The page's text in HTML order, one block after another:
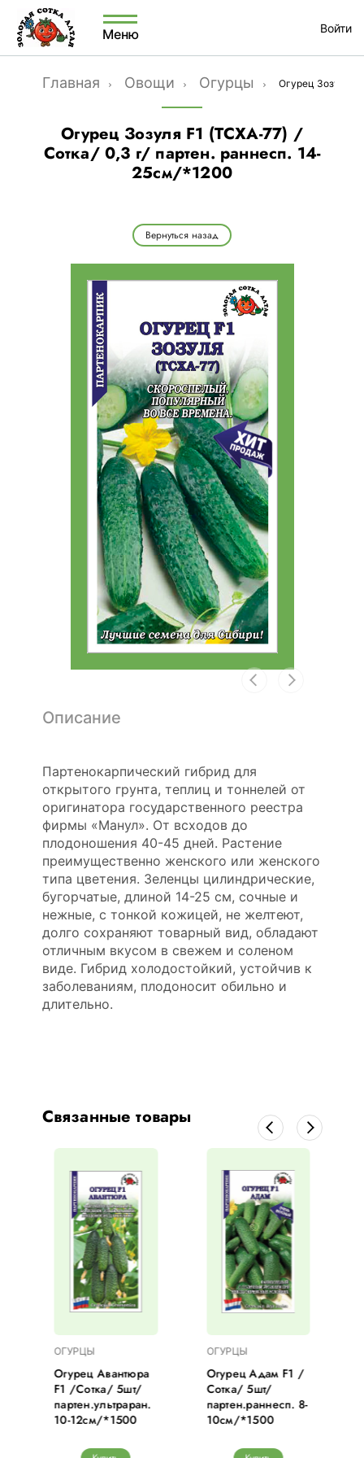
Меню Войти
Главная Овощи Огурцы Огурец Зозуля
Огурец Зозуля F1 (ТСХА-77) /
Сотка/ 0,3 г/ партен. раннесп. 14-
25см/*1200
Вернуться назад
Описание
Партенокарпический гибрид для
открытого грунта, теплиц и тоннелей от
оригинатора государственного реестра
фирмы «Манул». От всходов до
плодоношения 40-45 дней. Растение
преимущественно женского или женского
типа цветения. Зеленцы цилиндрические,
бугорчатые, длиной 14-25 см, сочные и
нежные, с тонкой кожицей, не желтеют,
долго сохраняют товарный вид, обладают
отличным вкусом в свежем и соленом
виде. Гибрид холодостойкий, устойчив к
заболеваниям, плодоносит обильно и
длительно.
Связанные товары
ОГУРЦЫ
Огурец Авантюра
F1 /Сотка/ 5шт/
партен.ультраран.
10-12см/*1500
ОГУРЦЫ
Огурец Адам F1 /
Сотка/ 5шт/
партен.раннесп. 8-
10см/*1500